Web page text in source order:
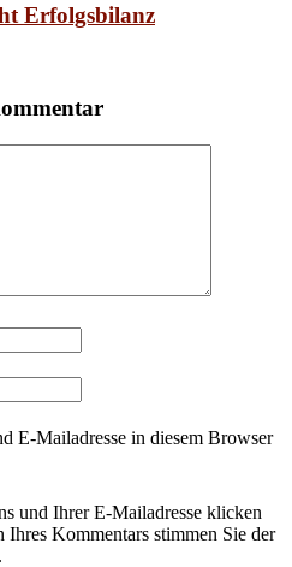
Erfolgsbilanz
E-Mailadresse in diesem Browser
und Ihrer E-Mailadresse klicken
Ihres Kommentars stimmen Sie der